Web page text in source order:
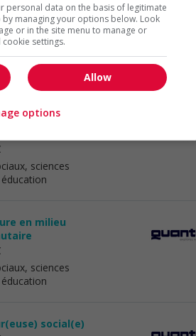
spécialisé(e) –
en gaspésie
sciences
en éducation
sciences
en milieu
sciences
social(e)
personal data on the basis of legitimate
managing your options below. Look
or in the site menu to manage or
settings.
Allow
options